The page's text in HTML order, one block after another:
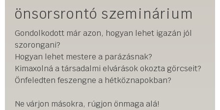
önsorsrontó szeminárium
Gondolkodott már azon, hogyan lehet igazán jól
szorongani?
Hogyan lehet mestere a parázásnak?
Kimaxolná a társadalmi elvárások okozta görcseit?
Önfeledten feszengne a hétköznapokban?
Ne várjon másokra, rúgjon önmaga alá!